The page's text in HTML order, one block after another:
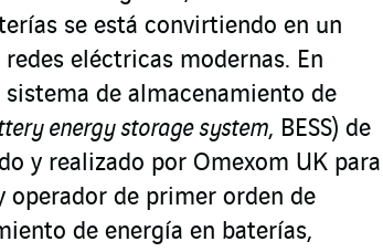
se está convirtiendo en un
eléctricas modernas. En
de almacenamiento de
energy storage system, BESS) de
y realizado por Omexom UK para
operador de primer orden de
de energía en baterías,